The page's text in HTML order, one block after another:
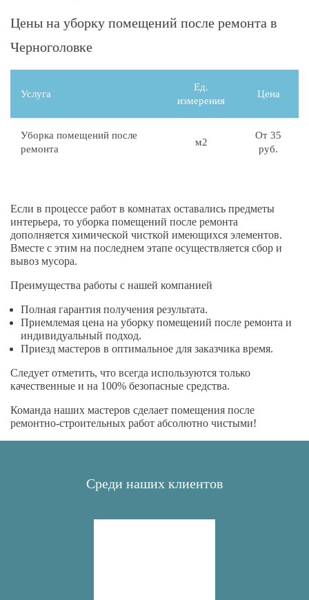
Цены на уборку помещений после ремонта в
Черноголовке
Услуга
Ед.
измерения
Цена
Уборка помещений после
ремонта
м2
От 35
руб.
Если в процессе работ в комнатах оставались предметы
интерьера, то уборка помещений после ремонта
дополняется химической чисткой имеющихся элементов.
Вместе с этим на последнем этапе осуществляется сбор и
вывоз мусора.
Преимущества работы с нашей компанией
Полная гарантия получения результата.
Приемлемая цена на уборку помещений после ремонта и
индивидуальный подход.
Приезд мастеров в оптимальное для заказчика время.
Следует отметить, что всегда используются только
качественные и на 100% безопасные средства.
Команда наших мастеров сделает помещения после
ремонтно-строительных работ абсолютно чистыми!
Среди наших клиентов